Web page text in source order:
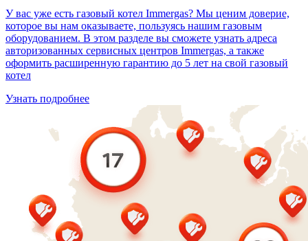
У вас уже есть газовый котел Immergas? Мы ценим доверие,
которое вы нам оказываете, пользуясь нашим газовым
оборудованием. В этом разделе вы сможете узнать адреса
авторизованных сервисных центров Immergas, а также
оформить расширенную гарантию до 5 лет на свой газовый
котел
Узнать подробнее